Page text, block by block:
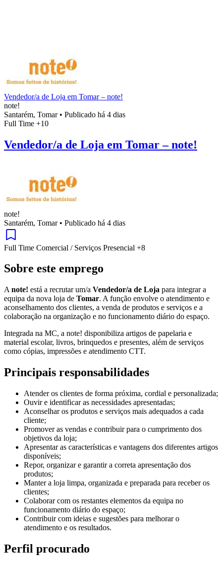
Vendedor/a de Loja em Tomar – note!
note!
Santarém, Tomar • Publicado há 4 dias
Full Time +10
Vendedor/a de Loja em Tomar – note!
note!
Santarém, Tomar • Publicado há 4 dias
Full Time Comercial / Serviços Presencial +8
Sobre este emprego
A note! está a recrutar um/a Vendedor/a de Loja para integrar a
equipa da nova loja de Tomar. A função envolve o atendimento e
aconselhamento dos clientes, a venda de produtos e serviços e a
colaboração na organização e no funcionamento diário do espaço.
Integrada na MC, a note! disponibiliza artigos de papelaria e
material escolar, livros, brinquedos e presentes, além de serviços
como cópias, impressões e atendimento CTT.
Principais responsabilidades
Atender os clientes de forma próxima, cordial e personalizada;
Ouvir e identificar as necessidades apresentadas;
Aconselhar os produtos e serviços mais adequados a cada
cliente;
Promover as vendas e contribuir para o cumprimento dos
objetivos da loja;
Apresentar as características e vantagens dos diferentes artigos
disponíveis;
Repor, organizar e garantir a correta apresentação dos
produtos;
Manter a loja limpa, organizada e preparada para receber os
clientes;
Colaborar com os restantes elementos da equipa no
funcionamento diário do espaço;
Contribuir com ideias e sugestões para melhorar o
atendimento e os resultados.
Perfil procurado